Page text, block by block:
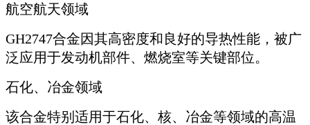
航空航天领域
GH2747合金因其高密度和良好的导热性能，被广
泛应用于发动机部件、燃烧室等关键部位。
石化、冶金领域
该合金特别适用于石化、核、冶金等领域的高温